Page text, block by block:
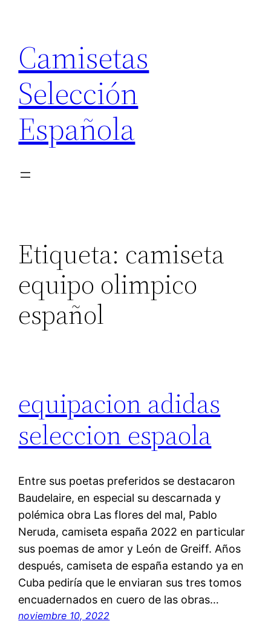
contenido
Camisetas
Selección
Española
Etiqueta: camiseta
equipo olimpico
español
equipacion adidas
seleccion espaola
Entre sus poetas preferidos se destacaron
Baudelaire, en especial su descarnada y
polémica obra Las flores del mal, Pablo
Neruda, camiseta españa 2022 en particular
sus poemas de amor y León de Greiff. Años
después, camiseta de españa estando ya en
Cuba pediría que le enviaran sus tres tomos
encuadernados en cuero de las obras…
noviembre 10, 2022